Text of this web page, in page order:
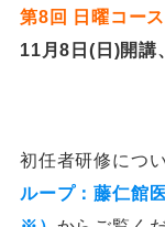
第8回 日曜コース
11月8日(日)開講
初任者研修につ
ループ：藤仁館